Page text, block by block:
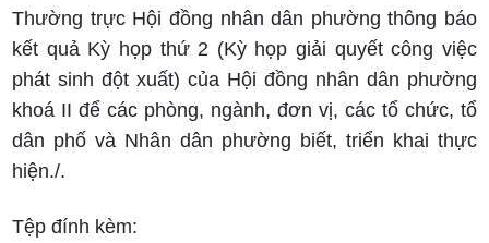
Thường trực Hội đồng nhân dân phường thông báo
kết quả Kỳ họp thứ 2 (Kỳ họp giải quyết công việc
phát sinh đột xuất) của Hội đồng nhân dân phường
khoá II để các phòng, ngành, đơn vị, các tổ chức, tổ
dân phố và Nhân dân phường biết, triển khai thực
hiện./.
Tệp đính kèm: